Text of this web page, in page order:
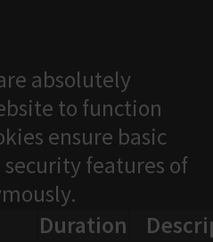
absolutely
to function
ensure basic
features of
Duration